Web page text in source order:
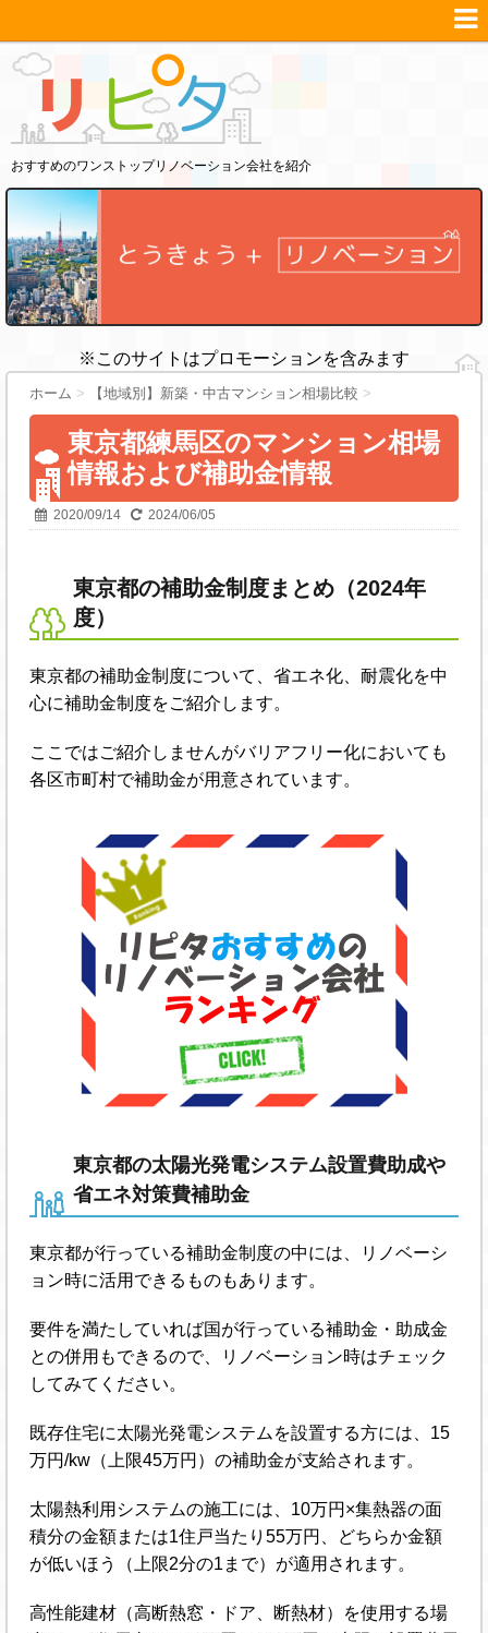
おすすめのワンストップリノベーション会社を紹介
※このサイトはプロモーションを含みます
ホーム > 【地域別】新築・中古マンション相場比較 >
東京都練馬区のマンション相場
情報および補助金情報
2020/09/14 2024/06/05
東京都の補助金制度まとめ（2024年
度）
東京都の補助金制度について、省エネ化、耐震化を中
心に補助金制度をご紹介します。
ここではご紹介しませんがバリアフリー化においても
各区市町村で補助金が用意されています。
東京都の太陽光発電システム設置費助成や
省エネ対策費補助金
東京都が行っている補助金制度の中には、リノベーシ
ョン時に活用できるものもあります。
要件を満たしていれば国が行っている補助金・助成金
との併用もできるので、リノベーション時はチェック
してみてください。
既存住宅に太陽光発電システムを設置する方には、15
万円/kw（上限45万円）の補助金が支給されます。
太陽熱利用システムの施工には、10万円×集熱器の面
積分の金額または1住戸当たり55万円、どちらか金額
が低いほう（上限2分の1まで）が適用されます。
高性能建材（高断熱窓・ドア、断熱材）を使用する場